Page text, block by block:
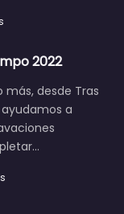
2022
desde Tras
a